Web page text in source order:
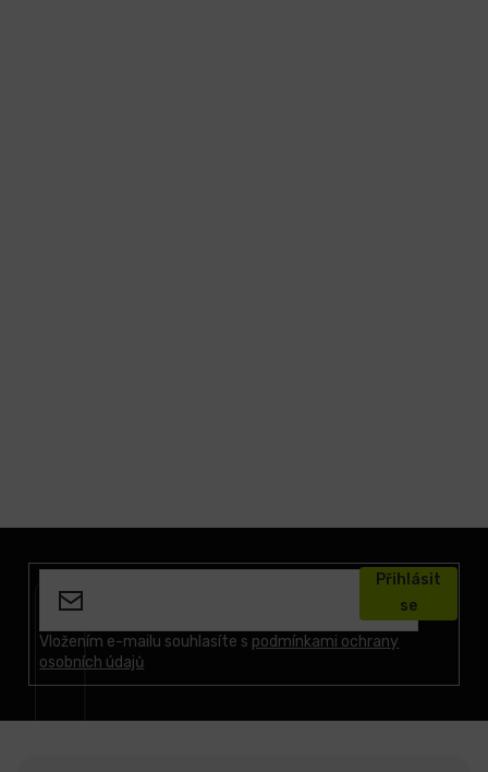
Vložením e-mailu souhlasíte s podmínkami ochrany
osobních údajů
Přihlásit
se